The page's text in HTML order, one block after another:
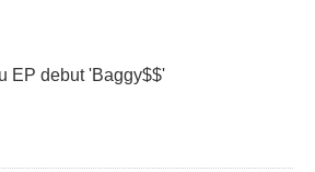
EP debut 'Baggy$$'